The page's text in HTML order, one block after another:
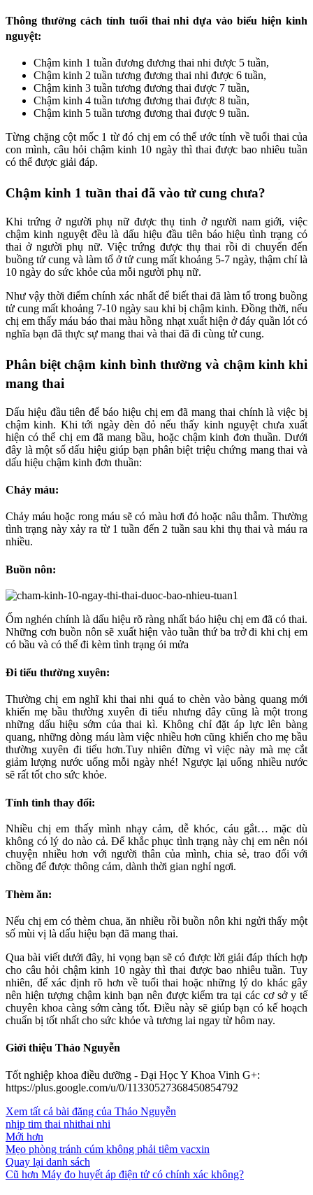
Thông thường cách tính tuổi thai nhi dựa vào biểu hiện kinh
nguyệt:
Chậm kinh 1 tuần đương đương thai nhi được 5 tuần,
Chậm kinh 2 tuần tương đương thai nhi được 6 tuần,
Chậm kinh 3 tuần tương đương thai được 7 tuần,
Chậm kinh 4 tuần tương đương thai được 8 tuần,
Chậm kinh 5 tuần tương đương thai được 9 tuần.
Từng chặng cột mốc 1 từ đó chị em có thể ước tính về tuổi thai của
con mình, câu hỏi chậm kinh 10 ngày thì thai được bao nhiêu tuần
có thể được giải đáp.
Chậm kinh 1 tuần thai đã vào tử cung chưa?
Khi trứng ở người phụ nữ được thụ tinh ở người nam giới, việc
chậm kinh nguyệt đều là dấu hiệu đầu tiên báo hiệu tình trạng có
thai ở người phụ nữ. Việc trứng được thụ thai rồi di chuyển đến
buồng tử cung và làm tổ ở tử cung mất khoảng 5-7 ngày, thậm chí là
10 ngày do sức khỏe của mỗi người phụ nữ.
Như vậy thời điểm chính xác nhất để biết thai đã làm tổ trong buồng
tử cung mất khoảng 7-10 ngày sau khi bị chậm kinh. Đồng thời, nếu
chị em thấy máu báo thai màu hồng nhạt xuất hiện ở đáy quần lót có
nghĩa bạn đã thực sự mang thai và thai đã đi cùng tử cung.
Phân biệt chậm kinh bình thường và chậm kinh khi
mang thai
Dấu hiệu đầu tiên để báo hiệu chị em đã mang thai chính là việc bị
chậm kinh. Khi tới ngày đèn đỏ nếu thấy kinh nguyệt chưa xuất
hiện có thể chị em đã mang bầu, hoặc chậm kinh đơn thuần. Dưới
đây là một số dấu hiệu giúp bạn phân biệt triệu chứng mang thai và
dấu hiệu chậm kinh đơn thuần:
Chảy máu:
Chảy máu hoặc rong máu sẽ có màu hơi đỏ hoặc nâu thẫm. Thường
tình trạng này xảy ra từ 1 tuần đến 2 tuần sau khi thụ thai và máu ra
nhiều.
Buồn nôn:
Ốm nghén chính là dấu hiệu rõ ràng nhất báo hiệu chị em đã có thai.
Những cơn buồn nôn sẽ xuất hiện vào tuần thứ ba trở đi khi chị em
có bầu và có thể đi kèm tình trạng ói mửa
Đi tiểu thường xuyên:
Thường chị em nghĩ khi thai nhi quá to chèn vào bàng quang mới
khiến mẹ bầu thường xuyên đi tiểu nhưng đây cũng là một trong
những dấu hiệu sớm của thai kì. Không chỉ đặt áp lực lên bàng
quang, những dòng máu làm việc nhiều hơn cũng khiến cho mẹ bầu
thường xuyên đi tiểu hơn.Tuy nhiên đừng vì việc này mà mẹ cắt
giảm lượng nước uống mỗi ngày nhé! Ngược lại uống nhiều nước
sẽ rất tốt cho sức khỏe.
Tính tình thay đổi:
Nhiều chị em thấy mình nhạy cảm, dễ khóc, cáu gắt… mặc dù
không có lý do nào cả. Để khắc phục tình trạng này chị em nên nói
chuyện nhiều hơn với người thân của mình, chia sẻ, trao đổi với
chồng để được thông cảm, dành thời gian nghỉ ngơi.
Thèm ăn:
Nếu chị em có thèm chua, ăn nhiều rồi buồn nôn khi ngửi thấy một
số mùi vị là dấu hiệu bạn đã mang thai.
Qua bài viết dưới đây, hi vọng bạn sẽ có được lời giải đáp thích hợp
cho câu hỏi chậm kinh 10 ngày thì thai được bao nhiêu tuần. Tuy
nhiên, để xác định rõ hơn về tuổi thai hoặc những lý do khác gây
nên hiện tượng chậm kinh bạn nên được kiểm tra tại các cơ sở y tế
chuyên khoa càng sớm càng tốt. Điều này sẽ giúp bạn có kế hoạch
chuẩn bị tốt nhất cho sức khỏe và tương lai ngay từ hôm nay.
Giới thiệu Thảo Nguyễn
Tốt nghiệp khoa điều dưỡng - Đại Học Y Khoa Vinh G+:
https://plus.google.com/u/0/11330527368450854792
Xem tất cả bài đăng của Thảo Nguyễn
nhịp tim thai nhithai nhi
Mới hơn
Mẹo phòng tránh cúm không phải tiêm vacxin
Quay lại danh sách
Cũ hơn Máy đo huyết áp điện tử có chính xác không?